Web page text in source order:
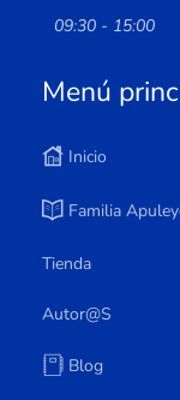
09:30 - 15:00
Menú
Inicio
Familia
Tienda
Autor@s
Blog